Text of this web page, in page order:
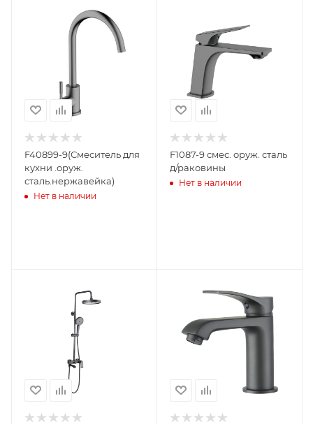
F40899-9(Смеситель для
кухни .оруж.
сталь.нержавейка)
Нет в наличии
F1087-9 смес. оруж. сталь
д/раковины
Нет в наличии